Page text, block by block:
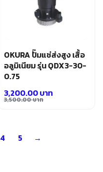
OKURA ปั๊มแช่ส่งสูง เสื้อ
อลูมิเนียม รุ่น QDX3-30-
0.75
3,500.00บาท
3,500.00 บาท.
3,200.00บาท
3,200.00 บาท.
4 5 →